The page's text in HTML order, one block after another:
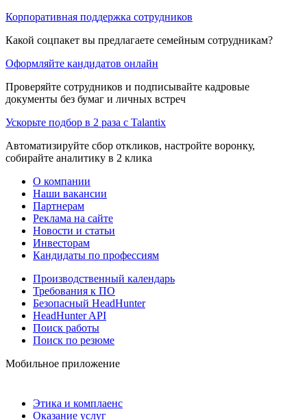
Корпоративная поддержка сотрудников
Какой соцпакет вы предлагаете семейным сотрудникам?
Оформляйте кандидатов онлайн
Проверяйте сотрудников и подписывайте кадровые
документы без бумаг и личных встреч
Ускорьте подбор в 2 раза с Talantix
Автоматизируйте сбор откликов, настройте воронку,
собирайте аналитику в 2 клика
О компании
Наши вакансии
Партнерам
Реклама на сайте
Новости и статьи
Инвесторам
Кандидаты по профессиям
Производственный календарь
Требования к ПО
Безопасный HeadHunter
HeadHunter API
Поиск работы
Поиск по резюме
Мобильное приложение
Этика и комплаенс
Оказание услуг